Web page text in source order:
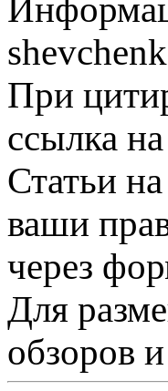
При
ссылка
Статьи
ваши
через
Для
обзоров